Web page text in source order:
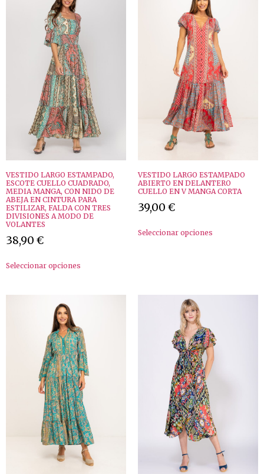
VESTIDO LARGO ESTAMPADO,
ESCOTE CUELLO CUADRADO,
MEDIA MANGA, CON NIDO DE
ABEJA EN CINTURA PARA
ESTILIZAR, FALDA CON TRES
DIVISIONES A MODO DE
VOLANTES
38,90 €
Seleccionar opciones
VESTIDO LARGO ESTAMPADO
ABIERTO EN DELANTERO
CUELLO EN V MANGA CORTA
39,00 €
Seleccionar opciones